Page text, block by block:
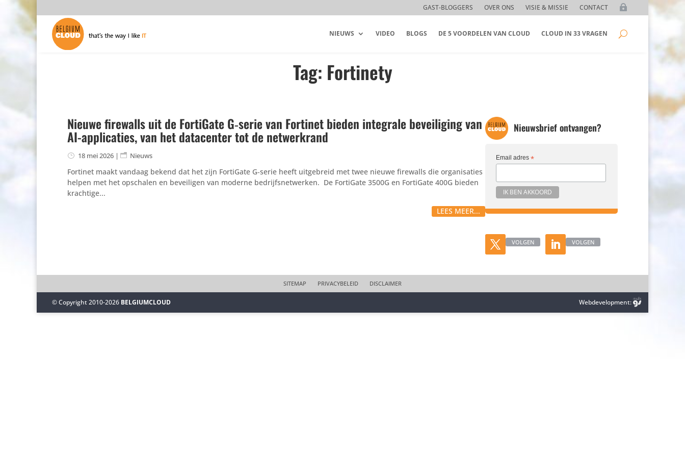
GAST-BLOGGERS OVER ONS VISIE & MISSIE CONTACT
NIEUWS VIDEO BLOGS DE 5 VOORDELEN VAN CLOUD CLOUD IN 33 VRAGEN
Tag: Fortinety
Nieuwe firewalls uit de FortiGate G‑serie van Fortinet bieden integrale beveiliging van
AI-applicaties, van het datacenter tot de netwerkrand
18 mei 2026| Nieuws
Fortinet maakt vandaag bekend dat het zijn FortiGate G‑serie heeft uitge­breid met twee nieuwe firewalls die orga­ni­sa­ties
helpen met het opschalen en bevei­ligen van moderne bedrijfsnetwerken. De FortiGate 3500G en FortiGate 400G bieden
krachtige...
LEES MEER...
Nieuwsbrief ontvangen?
Email adres *
VOLGEN VOLGEN
SITEMAP PRIVACYBELEID DISCLAIMER
© Copyright 2010-2026 BELGIUMCLOUD Webdevelopment: